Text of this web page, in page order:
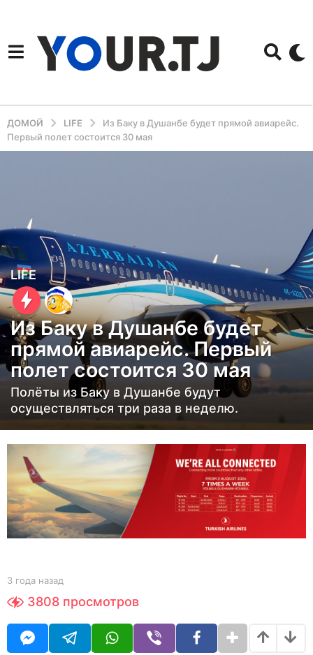
ДОМОЙ LIFE
Из Баку в Душанбе будет прямой авиарейс.
Первый полет состоится 30 мая
3
г
о
д
а
н
а
з
д
г
о
д
а
а
з
LIFE
Из Баку в Душанбе будет
прямой авиарейс. Первый
полет состоится 30 мая
Полёты из Баку в Душанбе будут
осуществляться три раза в неделю.
b
Y
O
R
3 года назад
о
а
н
3808 просмотров